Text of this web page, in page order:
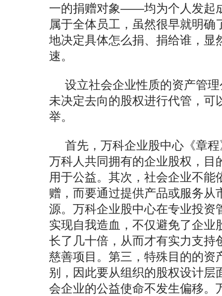
一的捐赠对象——均为个人发起
属于全体员工，虽然很早就明
地决定具体怎么捐、捐给谁，显
速。
设立社会企业性质的资产管
未决定去向的股权进行代管，可
举。
首先，万科企业股中心《章
万科人共同拥有的企业股权，目
用于公益。其次，社会企业不能
赠，而要通过提供产品或服务从
源。万科企业股中心在专业投资
实现自我造血，不仅避免了企业
长了几十倍，从而才有实力支持
慈善项目。第三，特殊目的的资
别，因此要从组织的股权设计层
会企业的公益使命不发生偏移。